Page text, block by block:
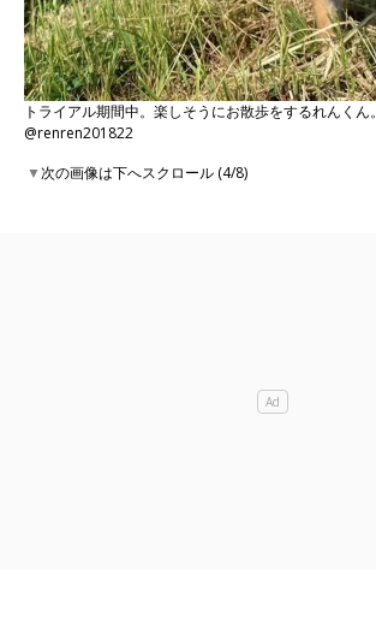
トライアル期間中。楽しそうにお散歩をするれんくん。
@renren201822
▼次の画像は下へスクロール (4/8)